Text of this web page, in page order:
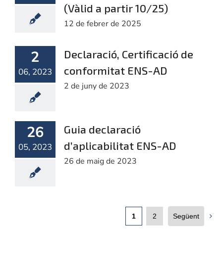
(Vàlid a partir 10/25)
12 de febrer de 2025
2
06, 2023
Declaració, Certificació de
conformitat ENS-AD
2 de juny de 2023
26
05, 2023
Guia declaració
d’aplicabilitat ENS-AD
26 de maig de 2023
1 2 Següent